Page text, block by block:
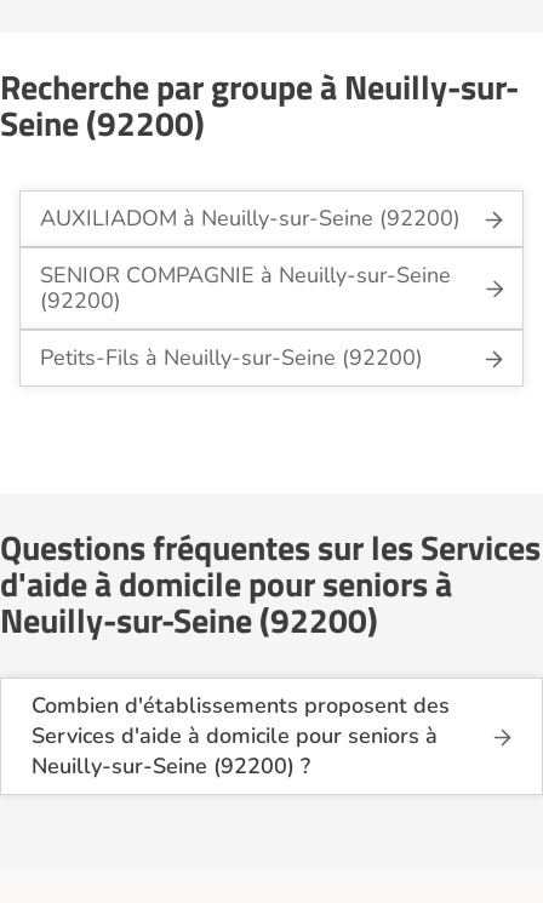
Recherche par groupe à Neuilly-sur-
Seine (92200)
AUXILIADOM à Neuilly-sur-Seine (92200)
SENIOR COMPAGNIE à Neuilly-sur-Seine
(92200)
Petits-Fils à Neuilly-sur-Seine (92200)
Questions fréquentes sur les Services
d'aide à domicile pour seniors à
Neuilly-sur-Seine (92200)
Combien d'établissements proposent des
Services d'aide à domicile pour seniors à
Neuilly-sur-Seine (92200) ?
Sur le site Logement-seniors.com, on recense